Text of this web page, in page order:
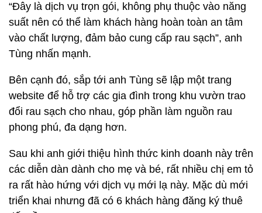
“Đây là dịch vụ trọn gói, không phụ thuộc vào năng
suất nên có thể làm khách hàng hoàn toàn an tâm
vào chất lượng, đảm bảo cung cấp rau sạch”, anh
Tùng nhấn mạnh.
Bên cạnh đó, sắp tới anh Tùng sẽ lập một trang
website để hỗ trợ các gia đình trong khu vườn trao
đổi rau sạch cho nhau, góp phần làm nguồn rau
phong phú, đa dạng hơn.
Sau khi anh giới thiệu hình thức kinh doanh này trên
các diễn dàn dành cho mẹ và bé, rất nhiều chị em tỏ
ra rất hào hứng với dịch vụ mới lạ này. Mặc dù mới
triển khai nhưng đã có 6 khách hàng đăng ký thuê